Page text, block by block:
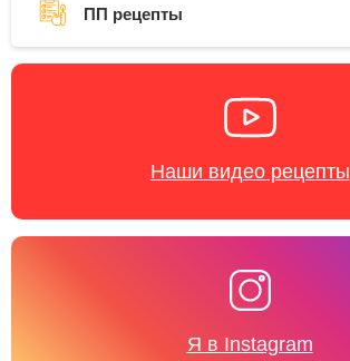
ПП рецепты
Наши видео рецепты
Я в Instagram